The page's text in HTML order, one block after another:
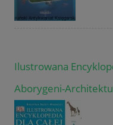
Ilustrowana
Aborygeni-